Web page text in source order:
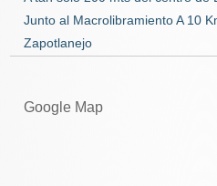
Junto al Macrolibramiento A 10
Zapotlanejo
Google Map